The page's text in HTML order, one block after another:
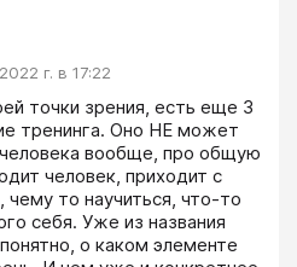
г. в 17:22
точки зрения, есть еще 3
тренинга. Оно НЕ может
вообще, про общую
человек, приходит с
то научиться, что-то
себя. Уже из названия
о каком элементе